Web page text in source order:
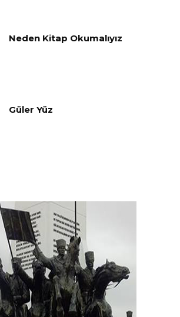
Neden Kitap Okumalıyız
Güler Yüz